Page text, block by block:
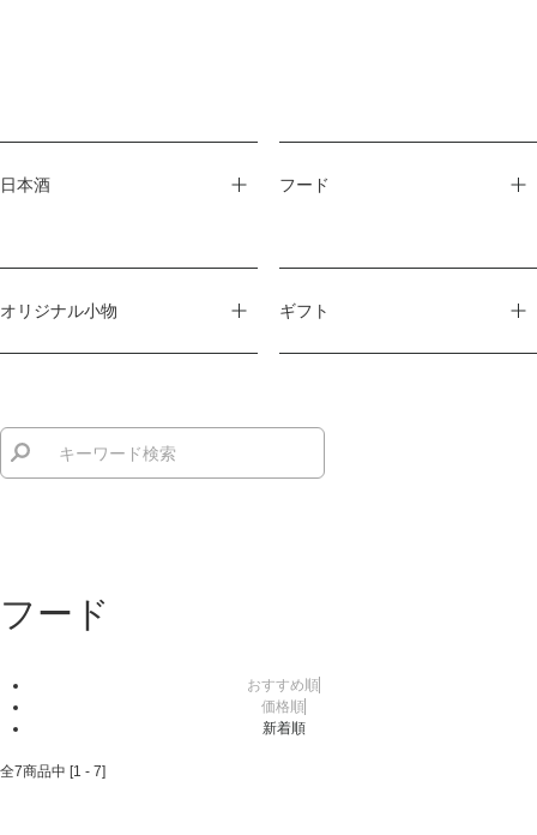
日本酒 フード
オリジナル小物 ギフト
フード
おすすめ順
価格順
新着順
全7商品中 [1 - 7]